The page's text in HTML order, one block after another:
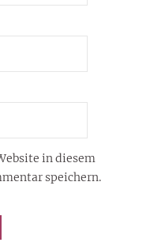
in diesem
speichern.